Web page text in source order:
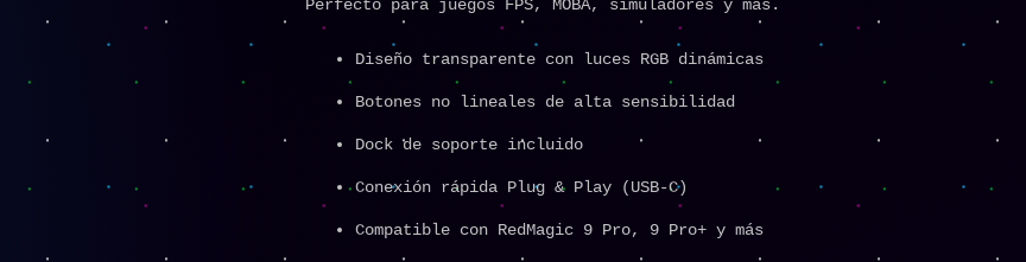
Perfecto para juegos FPS, MOBA, simuladores y más.
Diseño transparente con luces RGB dinámicas
Botones no lineales de alta sensibilidad
Dock de soporte incluido
Conexión rápida Plug & Play (USB-C)
Compatible con RedMagic 9 Pro, 9 Pro+ y más